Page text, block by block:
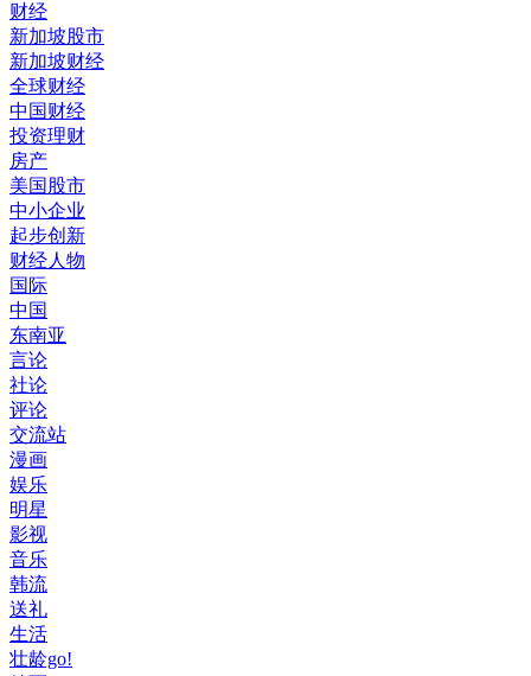
财经
新加坡股市
新加坡财经
全球财经
中国财经
投资理财
房产
美国股市
中小企业
起步创新
财经人物
国际
中国
东南亚
言论
社论
评论
交流站
漫画
娱乐
明星
影视
音乐
韩流
送礼
生活
壮龄go!